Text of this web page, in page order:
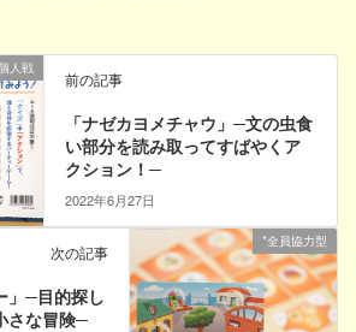
人戦
前の記事
「ナゼカヨメチャウ」─文の虫食
い部分を読み取ってすばやくア
クション！─
2022年6月27日
*全員協力型
次の記事
」─目的探し
さな冒険─